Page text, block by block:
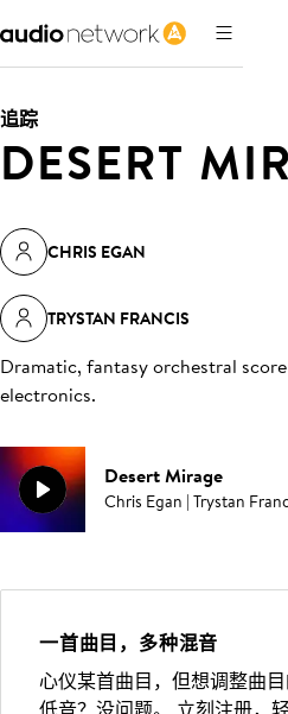
追踪
DESERT
CHRIS EGAN
TRYSTAN FRANCIS
Dramatic, fantasy orchestral
electronics.
Desert Mirage
Chris Egan | Trystan
一首曲目，多种混音
心仪某首曲目，但想调整曲